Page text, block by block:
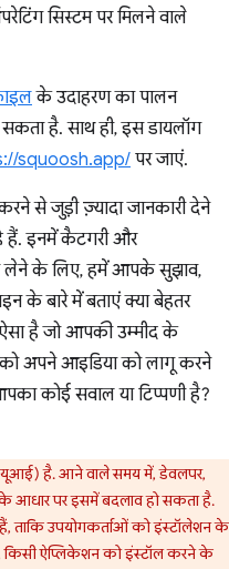
सिस्टम पर मिलने वाले
के उदाहरण का पालन
है. साथ ही, इस डायलॉग
squoosh.app/ पर जाएं.
से जुड़ी ज़्यादा जानकारी देने
हैं. इनमें कैटगरी और
लेने के लिए, हमें आपके सुझाव,
के बारे में बताएं क्या बेहतर
है जो आपकी उम्मीद के
अपने आइडिया को लागू करने
कोई सवाल या टिप्पणी है?
है. आने वाले समय में, डेवलपर,
के आधार पर इसमें बदलाव हो सकता है.
ताकि उपयोगकर्ताओं को इंस्टॉलेशन के
किसी ऐप्लिकेशन को इंस्टॉल करने के